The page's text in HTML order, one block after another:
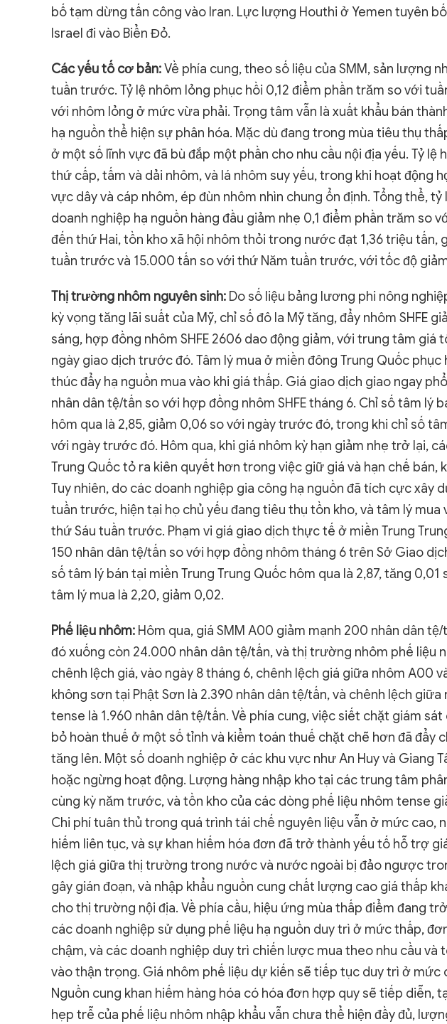
bố tạm dừng tấn công vào Iran. Lực lượng Houthi ở Yemen tuyên
Israel đi vào Biển Đỏ.
Các yếu tố cơ bản:Về phía cung, theo số liệu của SMM, sản lượng
tuần trước. Tỷ lệ nhôm lỏng phục hồi 0,12 điểm phần trăm so với
với nhôm lỏng ở mức vừa phải. Trọng tâm vẫn là xuất khẩu bán
hạ nguồn thể hiện sự phân hóa. Mặc dù đang trong mùa tiêu thụ
ở một số lĩnh vực đã bù đắp một phần cho nhu cầu nội địa yếu. Tỷ lệ
thứ cấp, tấm và dải nhôm, và lá nhôm suy yếu, trong khi hoạt động
vực dây và cáp nhôm, ép đùn nhôm nhìn chung ổn định. Tổng thể,
doanh nghiệp hạ nguồn hàng đầu giảm nhẹ 0,1 điểm phần trăm so
đến thứ Hai, tồn kho xã hội nhôm thỏi trong nước đạt 1,36 triệu tấn,
tuần trước và 15.000 tấn so với thứ Năm tuần trước, với tốc độ
Thị trường nhôm nguyên sinh: Do số liệu bảng lương phi nông
kỳ vọng tăng lãi suất của Mỹ, chỉ số đô la Mỹ tăng, đẩy nhôm SHFE
sáng, hợp đồng nhôm SHFE 2606 dao động giảm, với trung tâm giá
ngày giao dịch trước đó. Tâm lý mua ở miền đông Trung Quốc
thúc đẩy hạ nguồn mua vào khi giá thấp. Giá giao dịch giao ngay
nhân dân tệ/tấn so với hợp đồng nhôm SHFE tháng 6. Chỉ số tâm lý
hôm qua là 2,85, giảm 0,06 so với ngày trước đó, trong khi chỉ số
với ngày trước đó. Hôm qua, khi giá nhôm kỳ hạn giảm nhẹ trở lại,
Trung Quốc tỏ ra kiên quyết hơn trong việc giữ giá và hạn chế bán,
Tuy nhiên, do các doanh nghiệp gia công hạ nguồn đã tích cực xây
tuần trước, hiện tại họ chủ yếu đang tiêu thụ tồn kho, và tâm lý mua
thứ Sáu tuần trước. Phạm vi giá giao dịch thực tế ở miền Trung
150 nhân dân tệ/tấn so với hợp đồng nhôm tháng 6 trên Sở Giao
số tâm lý bán tại miền Trung Trung Quốc hôm qua là 2,87, tăng
tâm lý mua là 2,20, giảm 0,02.
Phế liệu nhôm: Hôm qua, giá SMM A00 giảm mạnh 200 nhân dân
đó xuống còn 24.000 nhân dân tệ/tấn, và thị trường nhôm phế liệu
chênh lệch giá, vào ngày 8 tháng 6, chênh lệch giá giữa nhôm A00
không sơn tại Phật Sơn là 2.390 nhân dân tệ/tấn, và chênh lệch
tense là 1.960 nhân dân tệ/tấn. Về phía cung, việc siết chặt giám
bỏ hoàn thuế ở một số tỉnh và kiểm toán thuế chặt chẽ hơn đã đẩy
tăng lên. Một số doanh nghiệp ở các khu vực như An Huy và Giang
hoặc ngừng hoạt động. Lượng hàng nhập kho tại các trung tâm
cùng kỳ năm trước, và tồn kho của các dòng phế liệu nhôm tense
Chi phí tuân thủ trong quá trình tái chế nguyên liệu vẫn ở mức cao,
hiếm liên tục, và sự khan hiếm hóa đơn đã trở thành yếu tố hỗ trợ
lệch giá giữa thị trường trong nước và nước ngoài bị đảo ngược
gây gián đoạn, và nhập khẩu nguồn cung chất lượng cao giá thấp
cho thị trường nội địa. Về phía cầu, hiệu ứng mùa thấp điểm đang
các doanh nghiệp sử dụng phế liệu hạ nguồn duy trì ở mức thấp,
chậm, và các doanh nghiệp duy trì chiến lược mua theo nhu cầu và
vào thận trọng. Giá nhôm phế liệu dự kiến sẽ tiếp tục duy trì ở mức
Nguồn cung khan hiếm hàng hóa có hóa đơn hợp quy sẽ tiếp diễn,
hẹp trễ của phế liệu nhôm nhập khẩu vẫn chưa thể hiện đầy đủ,